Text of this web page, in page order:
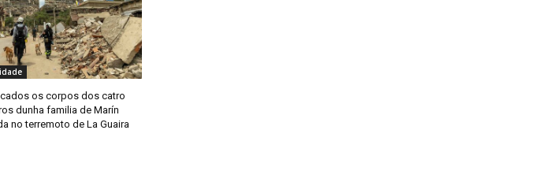
os corpos dos catro
dunha familia de Marín
no terremoto de La Guaira